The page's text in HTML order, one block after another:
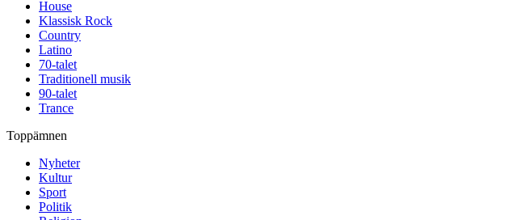
House
Klassisk Rock
Country
Latino
70-talet
Traditionell musik
90-talet
Trance
Toppämnen
Nyheter
Kultur
Sport
Politik